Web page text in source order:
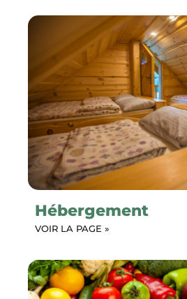
Hébergement
VOIR LA PAGE »